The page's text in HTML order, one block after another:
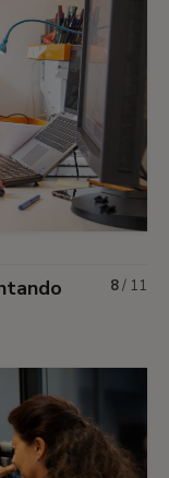
8/ 11